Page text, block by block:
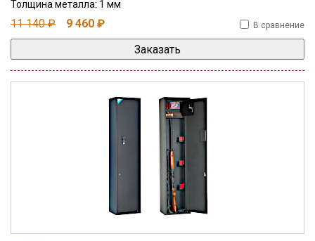
В сравнение
Толщина металла: 1 мм
11 140 ₽ 9 460 ₽